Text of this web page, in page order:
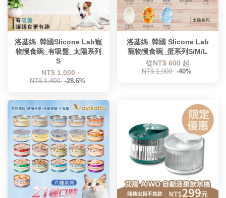
洛基媽_韓國Slicone Lab寵
物慢食碗_有吸盤_太陽系列
S
NT$ 1,000
NT$ 1,400 -28.6%
洛基媽_韓國 Slicone Lab
寵物慢食碗_蛋系列S/M/L
從NT$ 600 起
NT$ 1,000 -40%